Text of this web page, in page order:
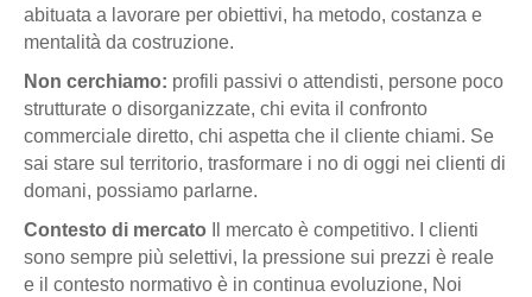
abituata a lavorare per obiettivi, ha metodo, costanza e
mentalità da costruzione.
Non cerchiamo: profili passivi o attendisti, persone poco
strutturate o disorganizzate, chi evita il confronto
commerciale diretto, chi aspetta che il cliente chiami. Se
sai stare sul territorio, trasformare i no di oggi nei clienti di
domani, possiamo parlarne.
Contesto di mercato
Il mercato è competitivo. I clienti
sono sempre più selettivi, la pressione sui prezzi è reale
e il contesto normativo è in continua evoluzione, Noi